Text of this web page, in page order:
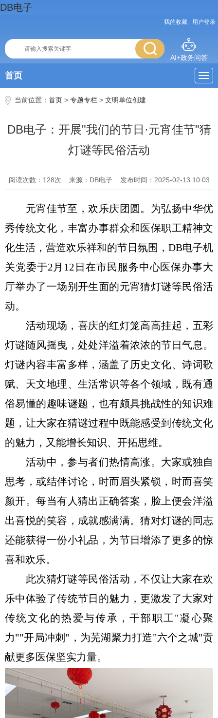
DB电子
我的收藏 用户登录
AI+政务问答
首页
当前位置： 首页 > 专题专栏 > 文明单位创建
DB电子：开展"我们的节日·元宵佳节"猜
灯谜等民俗活动
阅读次数： 128次 来源：DB电子 发布时间：2025-02-13 10:03
元宵佳节至，欢乐庆团圆。为弘扬中华优
秀传统文化，丰富办事群众和医保职工精神文
化生活，营造欢乐祥和的节日氛围， DB电子机
关党委于2月12日在市民服务中心医保办事大
厅举办了一场别开生面的元宵猜灯谜等民俗活
动。
活动现场， 喜庆的红灯笼高高挂起，五彩
灯谜随风摇曳，处处洋溢着浓浓的节日气息。
灯谜内容丰富多样，涵盖了历史文化、诗词歌
赋、天文地理、生活常识等各个领域，既有通
俗易懂的趣味谜题，也有颇具挑战性的知识难
题，让大家在猜谜过程中既能感受到传统文化
的魅力，又能增长知识、开拓思维。
活动中，参与者们热情高涨。大家或独自
思考，或结伴讨论，时而眉头紧锁，时而喜笑
颜开。每当有人猜出正确答案，脸上便会洋溢
出喜悦的笑容，成就感满满。猜对灯谜的同志
还能获得一份小礼品，为节日增添了更多的惊
喜和欢乐。
此次猜灯谜等民俗活动，不仅让大家在欢
乐中体验了传统节日的魅力，更激发了大家对
传统文化的热爱与传承 ，干部职工"凝心聚
力""开局冲刺"，为芜湖聚力打造"六个之城"贡
献更多医保坚实力量。